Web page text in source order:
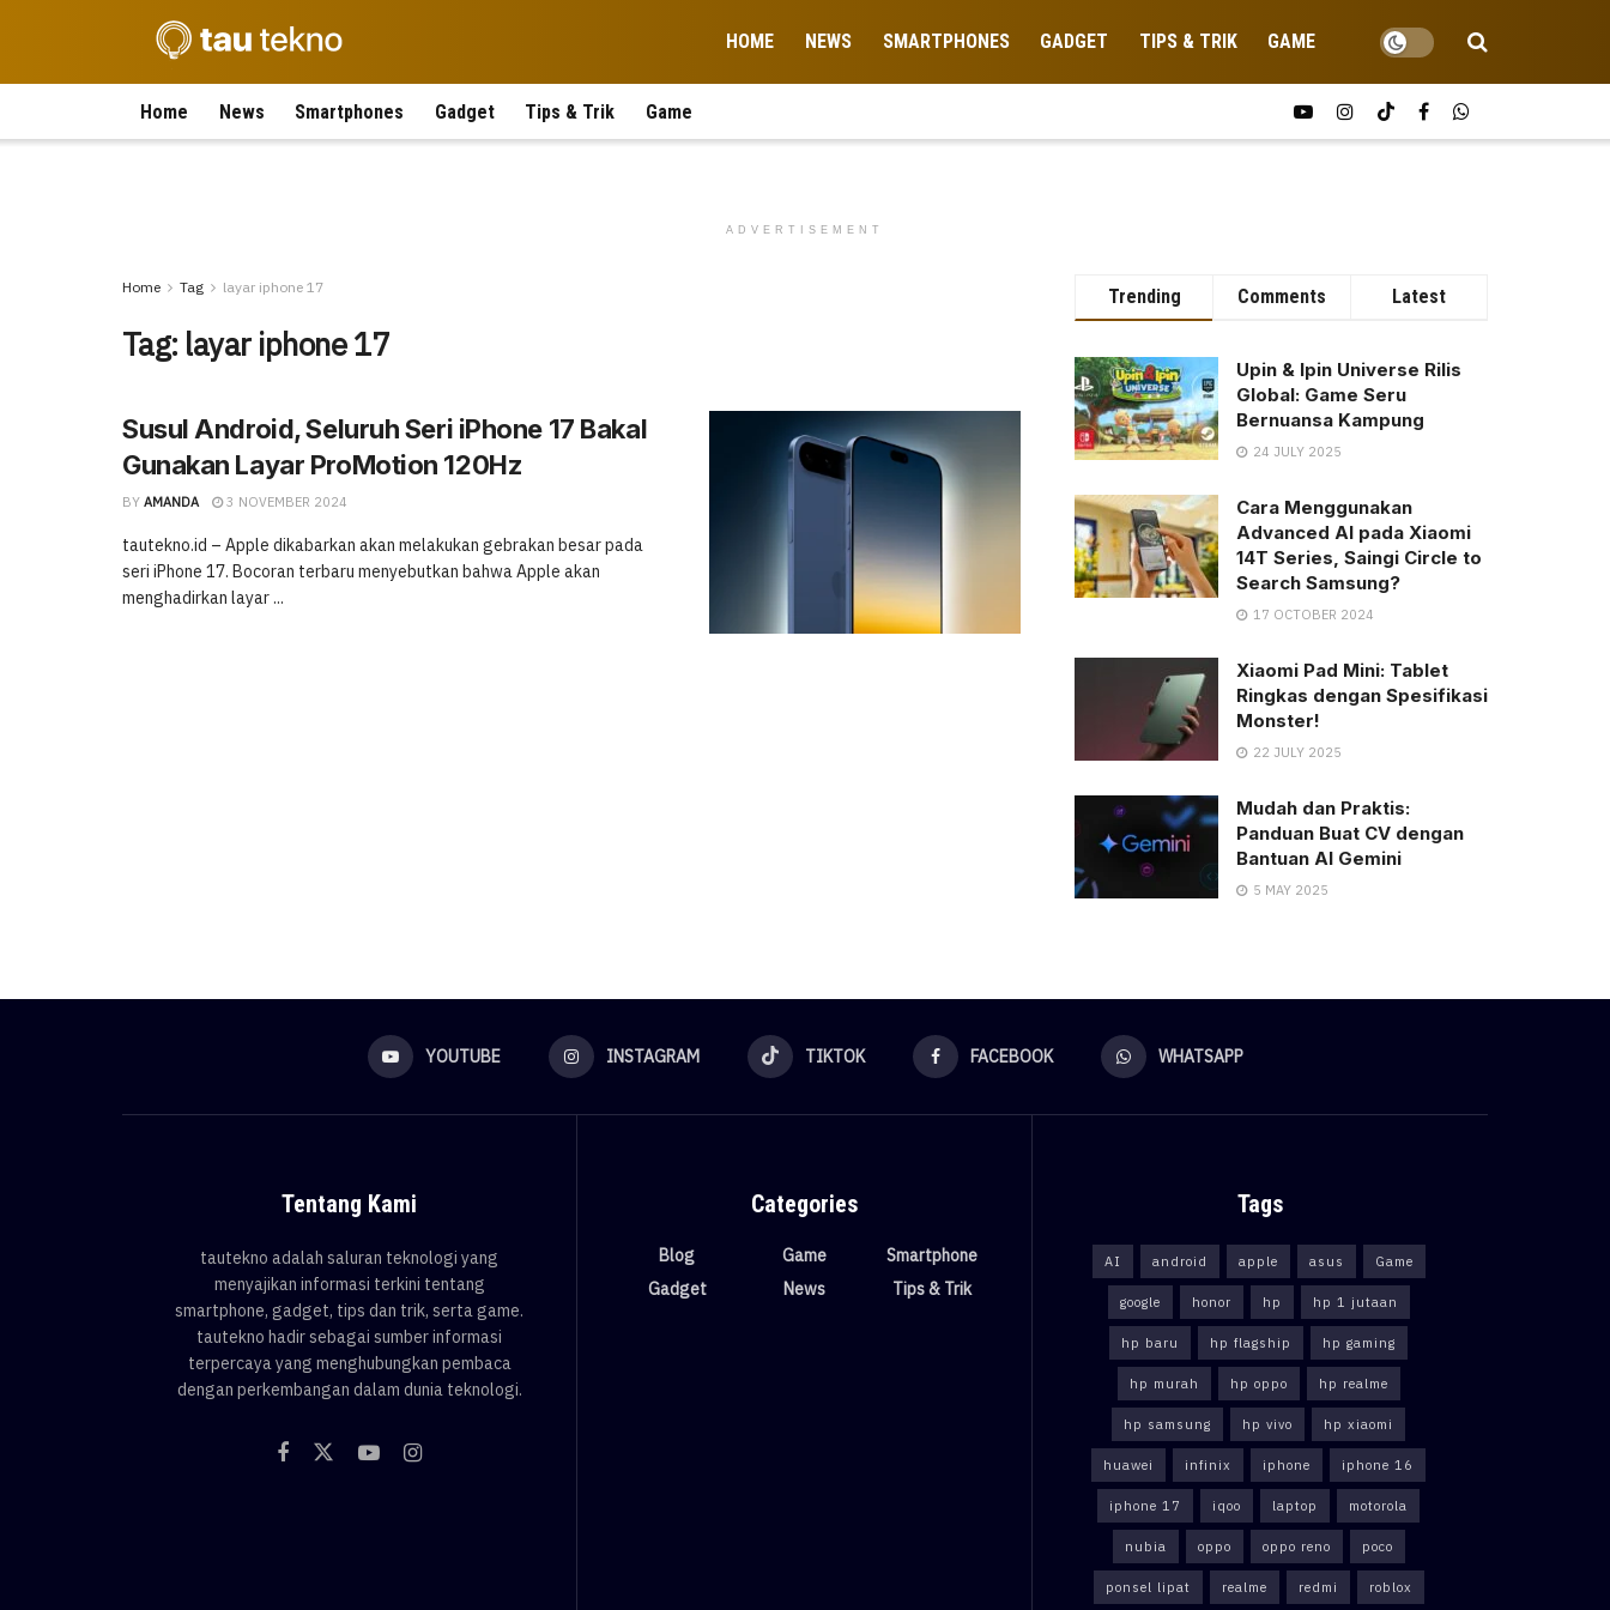
HOME NEWS SMARTPHONES GADGET TIPS & TRIK GAME
Home News Smartphones Gadget Tips & Trik Game
ADVERTISEMENT
Home Tag layar iphone 17
Tag: layar iphone 17
Susul Android, Seluruh Seri iPhone 17 Bakal
Gunakan Layar ProMotion 120Hz
BY AMANDA 3 NOVEMBER 2024
tautekno.id – Apple dikabarkan akan melakukan gebrakan besar pada
seri iPhone 17. Bocoran terbaru menyebutkan bahwa Apple akan
menghadirkan layar ...
Trending Comments Latest
Upin & Ipin Universe Rilis
Global: Game Seru
Bernuansa Kampung
24 JULY 2025
Cara Menggunakan
Advanced AI pada Xiaomi
14T Series, Saingi Circle to
Search Samsung?
17 OCTOBER 2024
Xiaomi Pad Mini: Tablet
Ringkas dengan Spesifikasi
Monster!
22 JULY 2025
Mudah dan Praktis:
Panduan Buat CV dengan
Bantuan AI Gemini
5 MAY 2025
YOUTUBE INSTAGRAM TIKTOK FACEBOOK WHATSAPP
Tentang Kami
tautekno adalah saluran teknologi yang
menyajikan informasi terkini tentang
smartphone, gadget, tips dan trik, serta game.
tautekno hadir sebagai sumber informasi
terpercaya yang menghubungkan pembaca
dengan perkembangan dalam dunia teknologi.
Categories
Blog
Gadget
Game
News
Smartphone
Tips & Trik
Tags
AI android apple asus Game
google honor hp hp 1 jutaan
hp baru hp flagship hp gaming
hp murah hp oppo hp realme
hp samsung hp vivo hp xiaomi
huawei infinix iphone iphone 16
iphone 17 iqoo laptop motorola
nubia oppo oppo reno poco
ponsel lipat realme redmi roblox